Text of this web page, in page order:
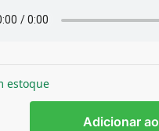
estoque
Adicionar